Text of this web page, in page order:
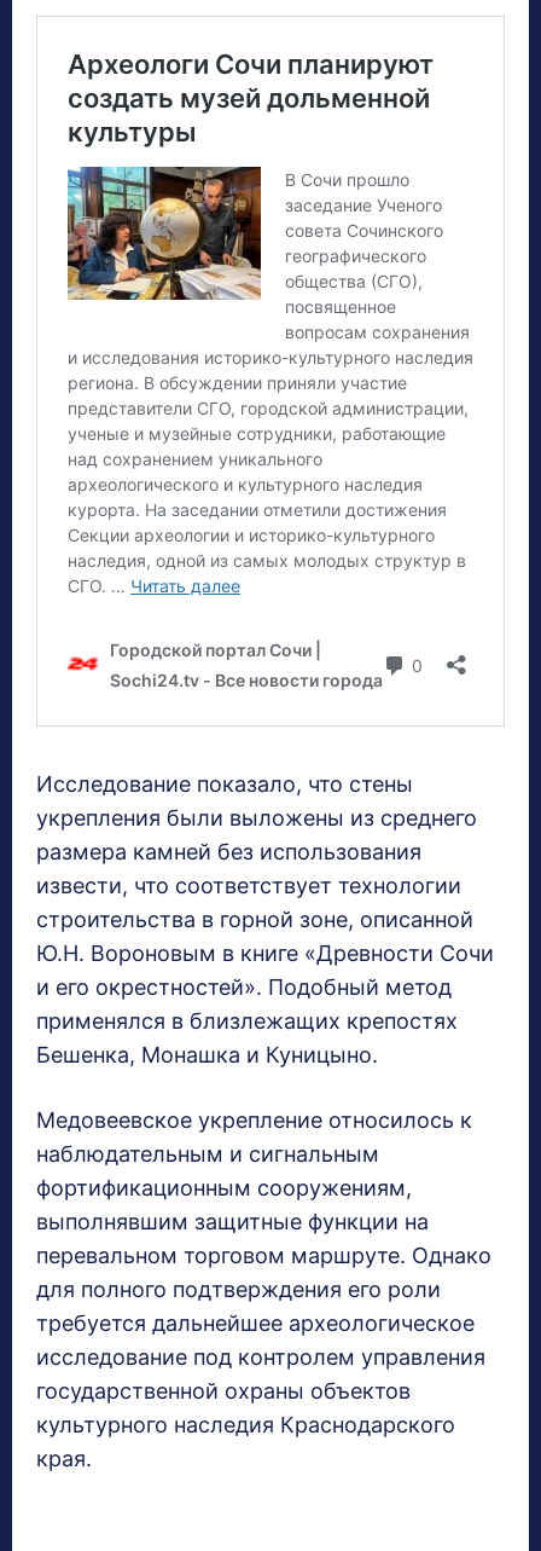
Исследование показало, что стены
укрепления были выложены из среднего
размера камней без использования
извести, что соответствует технологии
строительства в горной зоне, описанной
Ю.Н. Вороновым в книге «Древности Сочи
и его окрестностей». Подобный метод
применялся в близлежащих крепостях
Бешенка, Монашка и Куницыно.
Медовеевское укрепление относилось к
наблюдательным и сигнальным
фортификационным сооружениям,
выполнявшим защитные функции на
перевальном торговом маршруте. Однако
для полного подтверждения его роли
требуется дальнейшее археологическое
исследование под контролем управления
государственной охраны объектов
культурного наследия Краснодарского
края.